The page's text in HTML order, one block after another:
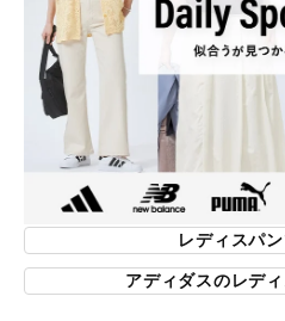
アクティビティに合わせてさま
アディダスが贈るこのユニークな
り入れよう。
ルーズフィット
ポリエステル98％ / ポリウレタン2
メッシュ
ミッドライズ
■カラー(メーカー表記)：
コバルトブルー×ブラック
ブラック×ホワイト(KV4664：ブ
レディスパ
アディダスのレデ